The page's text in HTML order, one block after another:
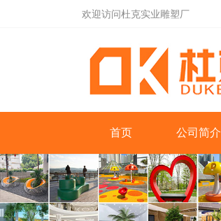
欢迎访问杜克实业雕塑厂
首页 公司简介